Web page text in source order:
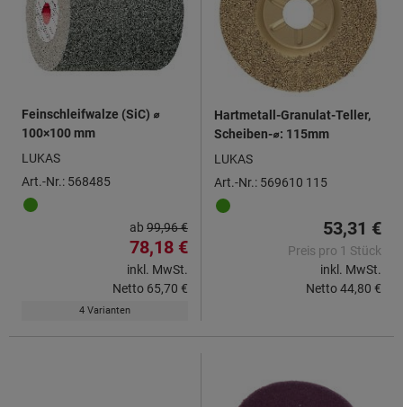
Feinschleifwalze (SiC) ⌀
100×100 mm
LUKAS
Art.-Nr.: 568485
ab 99,96 €
78,18 €
inkl. MwSt.
Netto 65,70 €
4 Varianten
Hartmetall-Granulat-Teller,
Scheiben-⌀: 115mm
LUKAS
Art.-Nr.: 569610 115
53,31 €
Preis pro 1 Stück
inkl. MwSt.
Netto44,80 €